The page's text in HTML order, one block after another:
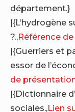
département.}
|{L’hydrogène
?.,Référence
|{Guerriers et
essor de
de
|{Dictionnaire
sociales.,Lien